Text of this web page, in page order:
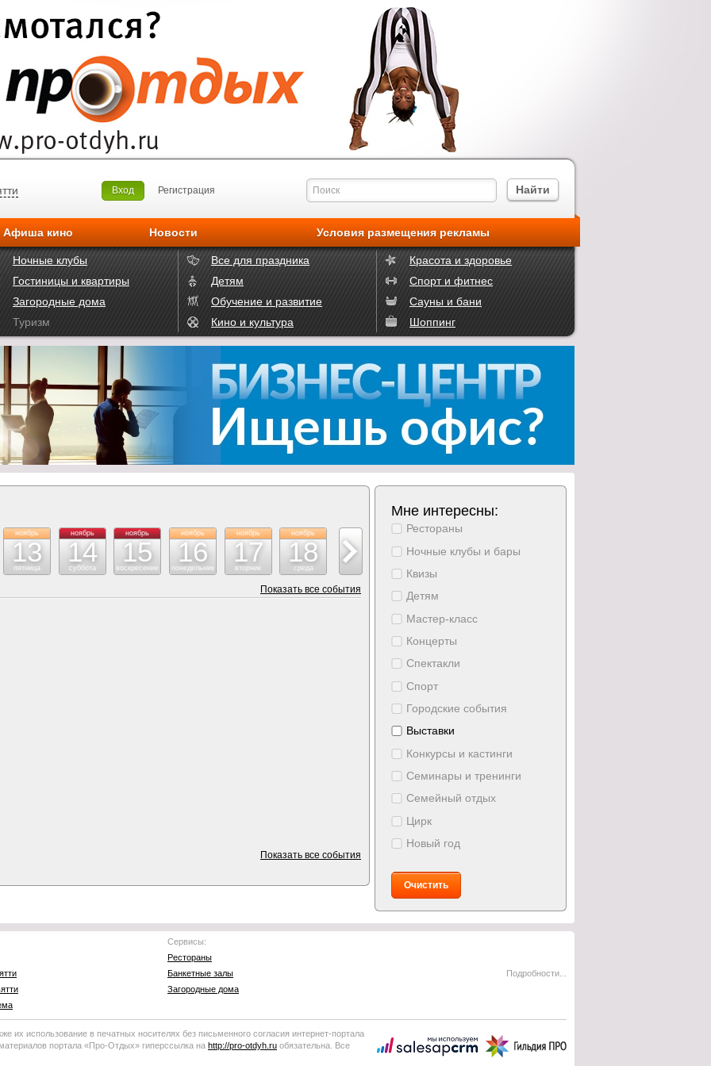
Вход Регистрация
Афиша кино Новости Условия размещения рекламы
Ночные клубы Все для праздника
Красота и здоровье
Гостиницы и квартиры Детям
Спорт и фитнес
Загородные дома Обучение и развитие
Сауны и бани
Туризм Кино и культура Шоппинг
ноябрь
13
пятница
ноябрь
14
суббота
ноябрь
15
воскресение
ноябрь
16
понедельник
ноябрь
17
вторник
ноябрь
18
среда
19
ноябрь
20
пятница
ноябрь
21 22
Показать все события
Показать все события
Мне интересны:
Рестораны
Ночные клубы и бары
Квизы
Детям
Мастер-класс
Концерты
Спектакли
Спорт
Городские события
Выставки
Конкурсы и кастинги
Семинары и тренинги
Семейный отдых
Цирк
Новый год
Очистить
Сервисы:
Рестораны
Банкетные залы
Загородные дома
Подробности...
их использование в печатных носителях без письменного согласия интернет-портала
портала «Про-Отдых» гиперссылка на http://pro-otdyh .ru обязательна. Все